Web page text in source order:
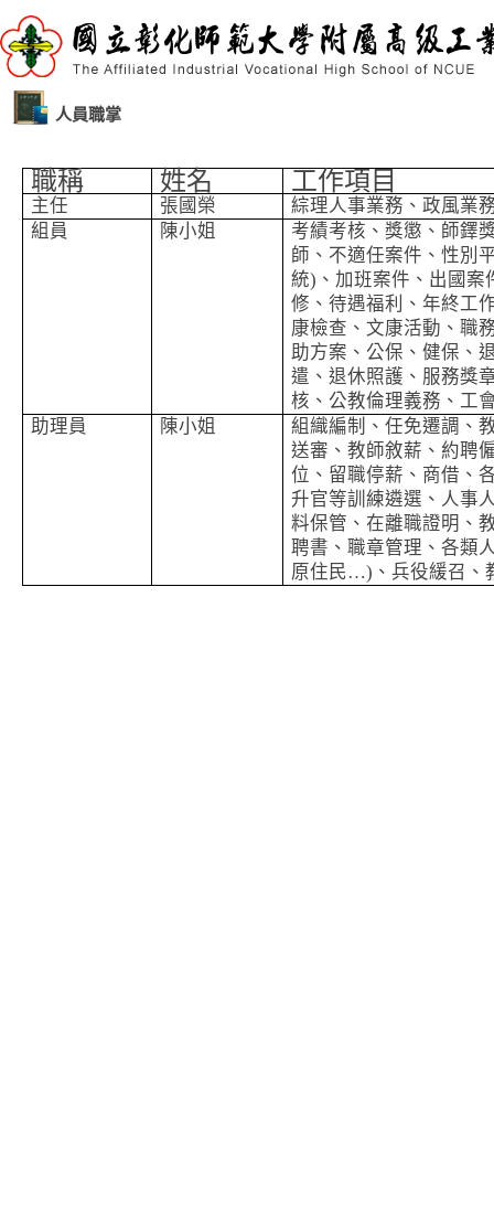
人員職掌
職稱 姓名 工作項目
主任 張國榮
綜理人事業務、政風業
組員
陳小姐
考績考核、獎懲、師鐸
師、不適任案件、性別
統)、加班案件、出國案
修、待遇福利、年終工
康檢查、文康活動、職
助方案、公保、健保、
遣、退休照護、服務獎
核、公教倫理義務、工
助理員
陳小姐
組織編制、任免遷調、
送審、教師敘薪、約聘
位、留職停薪、商借、
升官等訓練遴選、人事
料保管、在離職證明、
聘書、職章管理、各類
原住民…)、兵役緩召、